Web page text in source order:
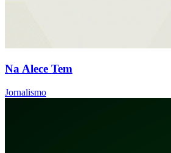
Na Alece Tem
Jornalismo